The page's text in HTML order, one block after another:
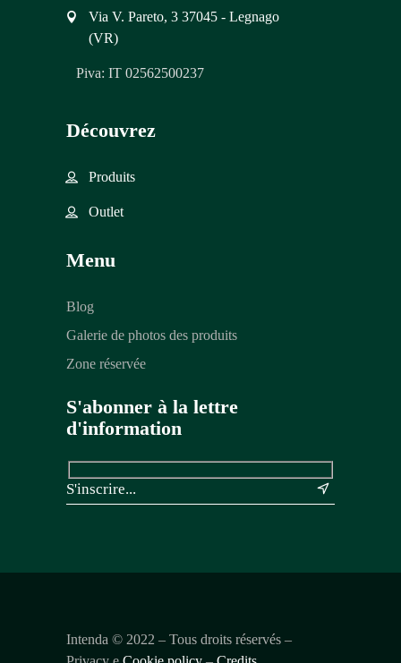
Via V. Pareto, 3 37045 - Legnago
(VR)
Piva: IT 02562500237
Découvrez
Produits
Outlet
Menu
Blog
Galerie de photos des produits
Zone réservée
S'abonner à la lettre
d'information
&
Intenda © 2022 – Tous droits réservés –